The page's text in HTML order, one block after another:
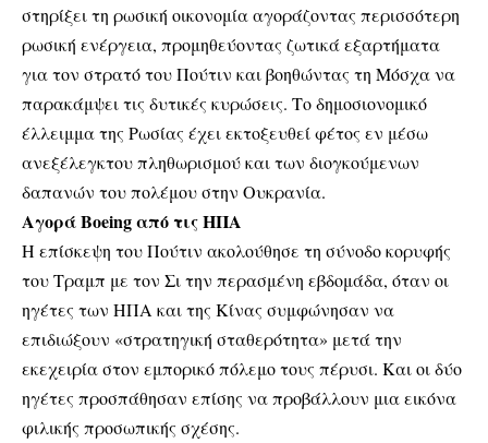
στηρίξει τη ρωσική οικονομία αγοράζοντας περισσότερη
ρωσική ενέργεια, προμηθεύοντας ζωτικά εξαρτήματα
για τον στρατό του Πούτιν και βοηθώντας τη Μόσχα να
παρακάμψει τις δυτικές κυρώσεις. Το δημοσιονομικό
έλλειμμα της Ρωσίας έχει εκτοξευθεί φέτος εν μέσω
ανεξέλεγκτου πληθωρισμού και των διογκούμενων
δαπανών του πολέμου στην Ουκρανία.
Αγορά Boeing από τις ΗΠΑ
Η επίσκεψη του Πούτιν ακολούθησε τη σύνοδο κορυφής
του Τραμπ με τον Σι την περασμένη εβδομάδα, όταν οι
ηγέτες των ΗΠΑ και της Κίνας συμφώνησαν να
επιδιώξουν «στρατηγική σταθερότητα» μετά την
εκεχειρία στον εμπορικό πόλεμο τους πέρυσι. Και οι δύο
ηγέτες προσπάθησαν επίσης να προβάλλουν μια εικόνα
φιλικής προσωπικής σχέσης.